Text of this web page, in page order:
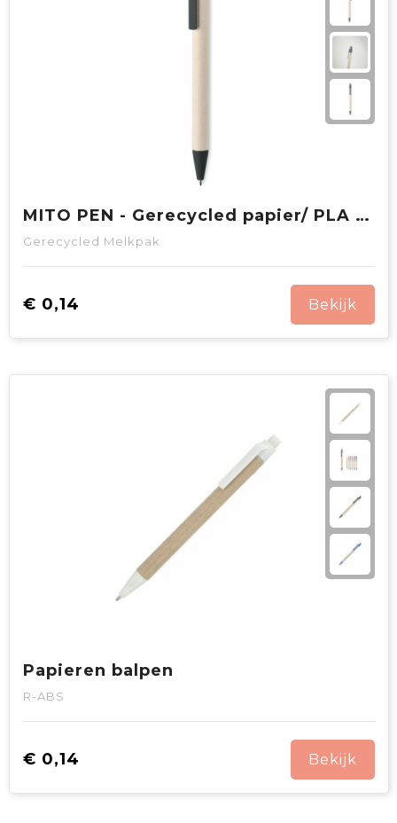
MITO PEN - Gerecycled papier/ PLA balpen
Gerecycled Melkpak
€ 0,14 Bekijk
Papieren balpen
R-ABS
€ 0,14 Bekijk